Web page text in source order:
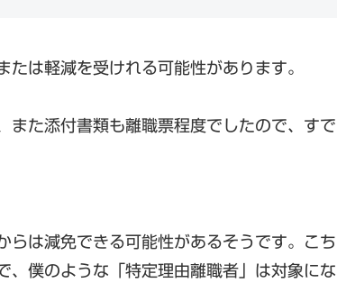
は軽減を受けれる可能性があります。
また添付書類も離職票程度でしたので、すで
らは減免できる可能性があるそうです。こち
、僕のような「特定理由離職者」は対象にな